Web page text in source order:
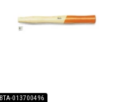
BTA-013700496